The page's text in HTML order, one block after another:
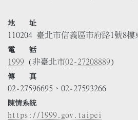
地 址
110204 臺北市信義區市府路1號8樓
電 話
1999 (非臺北市02-27208889)
傳 真
02-27596695、02-27593266
陳情系統
https://1999.gov.taipei